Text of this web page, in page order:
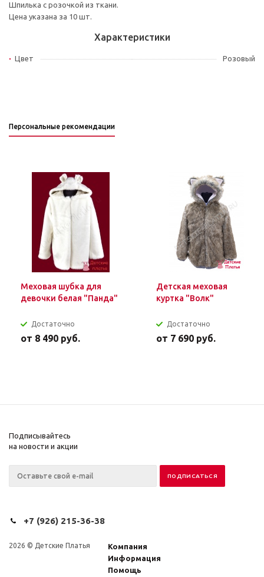
Шпилька с розочкой из ткани.
Цена указана за 10 шт.
Характеристики
Цвет Розовый
Персональные рекомендации
Меховая шубка для
девочки белая "Панда"
Достаточно
от 8 490 руб.
Детская меховая
куртка "Волк"
Достаточно
от 7 690 руб.
Подписывайтесь
на новости и акции
+7 (926) 215-36-38
2026 © Детские Платья
Компания
Информация
Помощь